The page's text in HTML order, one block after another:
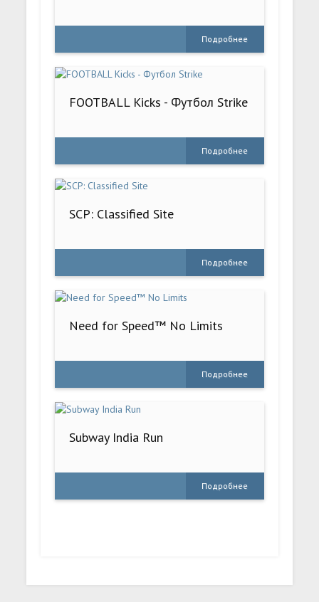
Подробнее
FOOTBALL Kicks - Футбол Strike
Подробнее
SCP: Classified Site
Подробнее
Need for Speed™ No Limits
Подробнее
Subway India Run
Подробнее